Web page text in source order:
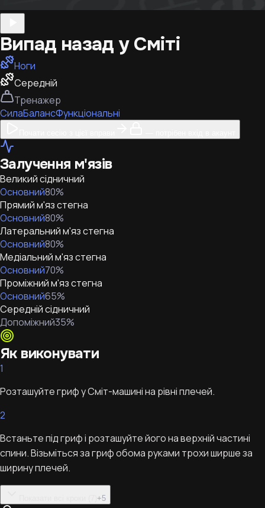
Випад назад у Сміті
Ноги
Середній
Тренажер
СилаБалансФункціональні
Залучення м'язів
Великий сідничний
Основний80%
Прямий м'яз стегна
Основний80%
Латеральний м'яз стегна
Основний80%
Медіальний м'яз стегна
Основний70%
Проміжний м'яз стегна
Основний65%
Середній сідничний
Допоміжний35%
Як виконувати
1
Розташуйте гриф у Сміт-машині на рівні плечей.
2
Встаньте під гриф і розташуйте його на верхній частині
спини. Візьміться за гриф обома руками трохи ширше за
ширину плечей.
+5